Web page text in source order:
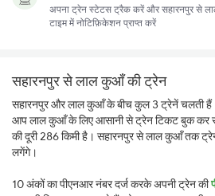
अपना ट्रेन स्टेटस ट्रैक करें और सहारनपुर से
टाइम में नोटिफ़िकेशन प्राप्त करें
सहारनपुर से लाल कुआँ की ट्रेन
सहारनपुर और लाल कुआँ के बीच कुल 3 ट्रेनें चलती
आप लाल कुआँ के लिए आसानी से ट्रेन टिकट बुक
की दूरी 286 किमी है। सहारनपुर से लाल कुआँ तक
लगेंगे।
10 अंकों का पीएनआर नंबर दर्ज करके अपनी ट्रेन की